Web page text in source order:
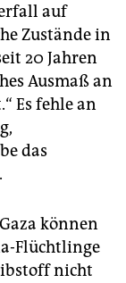
auf
Zustände in
20 Jahren
Ausmaß an
Es fehle an
das
können
Flüchtlinge
nicht